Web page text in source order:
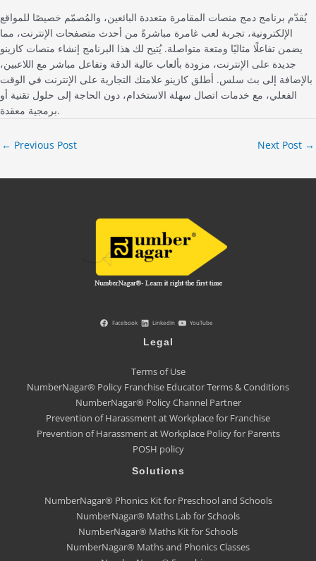
يُقدّم برنامج دمج منصات المقامرة متعددة البائعين، والمُصمّم خصيصًا للمواقع
الإلكترونية، تجربة لعب غامرة مباشرةً من أحدث متصفحات الإنترنت، مما
يضمن تفاعلًا مثاليًا ومتعة متواصلة. يُتيح لك هذا البرنامج إنشاء منصات كازينو
جديدة على الإنترنت، مزودة بألعاب عالية الدقة وتفاعل مباشر مع اللاعبين،
بالإضافة إلى بث سلس. أطلق كازينو علامتك التجارية على الإنترنت في الوقت
الفعلي، مع خدمات اتصال سهلة الاستخدام، دون الحاجة إلى حلول تقنية أو
برمجية معقدة.
← Previous Post Next Post →
Facebook LinkedIn YouTube
Legal
Terms of Use
NumberNagar® Policy Franchise Educator Terms & Conditions
NumberNagar® Policy Channel Partner
Prevention of Harassment at Workplace for Franchise
Prevention of Harassment at Workplace Policy for Parents
POSH policy
Solutions
NumberNagar® Phonics Kit for Preschool and Schools
NumberNagar® Maths Lab for Schools
NumberNagar® Maths Kit for Schools
NumberNagar® Maths and Phonics Classes